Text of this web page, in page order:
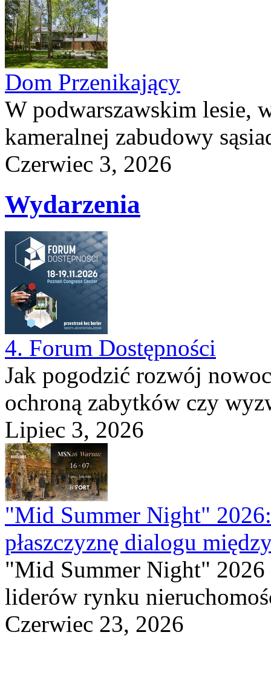
Dom Przenikający
W podwarszawskim lesie,
kameralnej zabudowy
Czerwiec 3, 2026
Wydarzenia
4. Forum Dostępności
Jak pogodzić rozwój
ochroną zabytków czy
Lipiec 3, 2026
"Mid Summer Night"
płaszczyznę dialogu
"Mid Summer Night" 2026
liderów rynku
Czerwiec 23, 2026